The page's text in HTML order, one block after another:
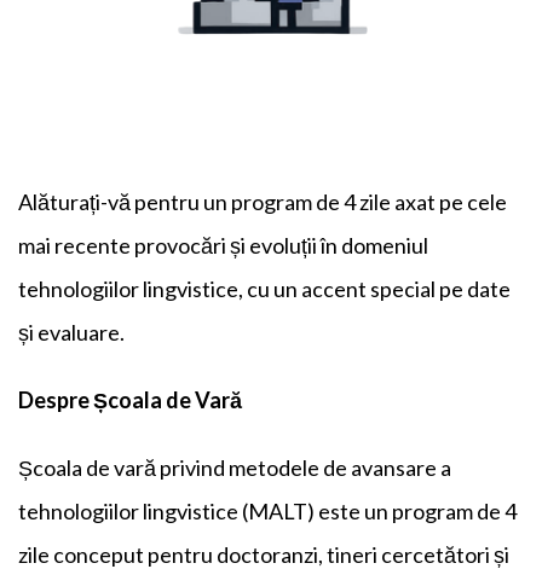
Alăturați-vă pentru un program de 4 zile axat pe cele
mai recente provocări și evoluții în domeniul
tehnologiilor lingvistice, cu un accent special pe date
și evaluare.
Despre Școala de Vară
Școala de vară privind metodele de avansare a
tehnologiilor lingvistice (MALT) este un program de 4
zile conceput pentru doctoranzi, tineri cercetători și